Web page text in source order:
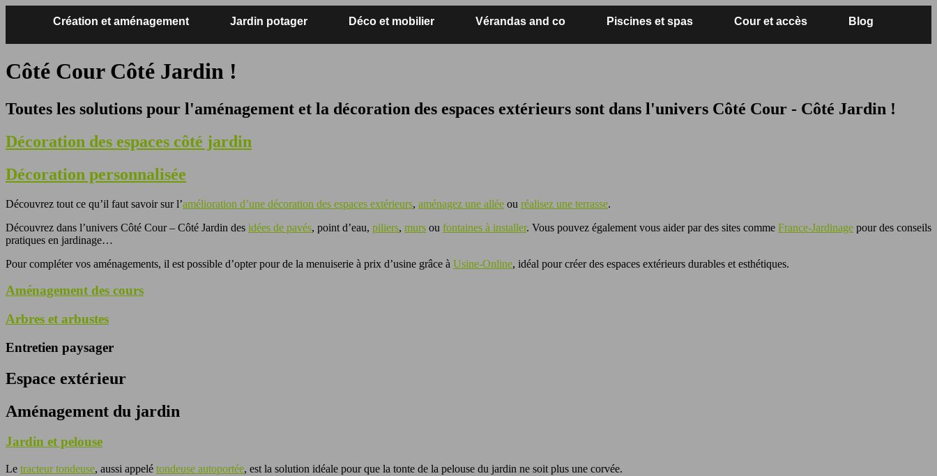
Création et aménagement Jardin potager Déco et mobilier Vérandas and co Piscines et spas Cour et accès Blog
Côté Cour Côté Jardin !
Toutes les solutions pour l'aménagement et la décoration des espaces extérieurs sont dans l'univers Côté Cour - Côté Jardin !
Décoration des espaces côté jardin
Décoration personnalisée
Découvrez tout ce qu’il faut savoir sur l’amélioration d’une décoration des espaces extérieurs, aménagez une allée ou réalisez une terrasse.
Découvrez dans l’univers Côté Cour – Côté Jardin des idées de pavés, point d’eau, piliers, murs ou fontaines à installer. Vous pouvez également vous aider par des sites comme France-Jardinage pour des conseils
pratiques en jardinage…
Pour compléter vos aménagements, il est possible d’opter pour de la menuiserie à prix d’usine grâce à Usine-Online, idéal pour créer des espaces extérieurs durables et esthétiques.
Aménagement des cours
Arbres et arbustes
Entretien paysager
Espace extérieur
Aménagement du jardin
Jardin et pelouse
Le tracteur tondeuse, aussi appelé tondeuse autoportée, est la solution idéale pour que la tonte de la pelouse du jardin ne soit plus une corvée.